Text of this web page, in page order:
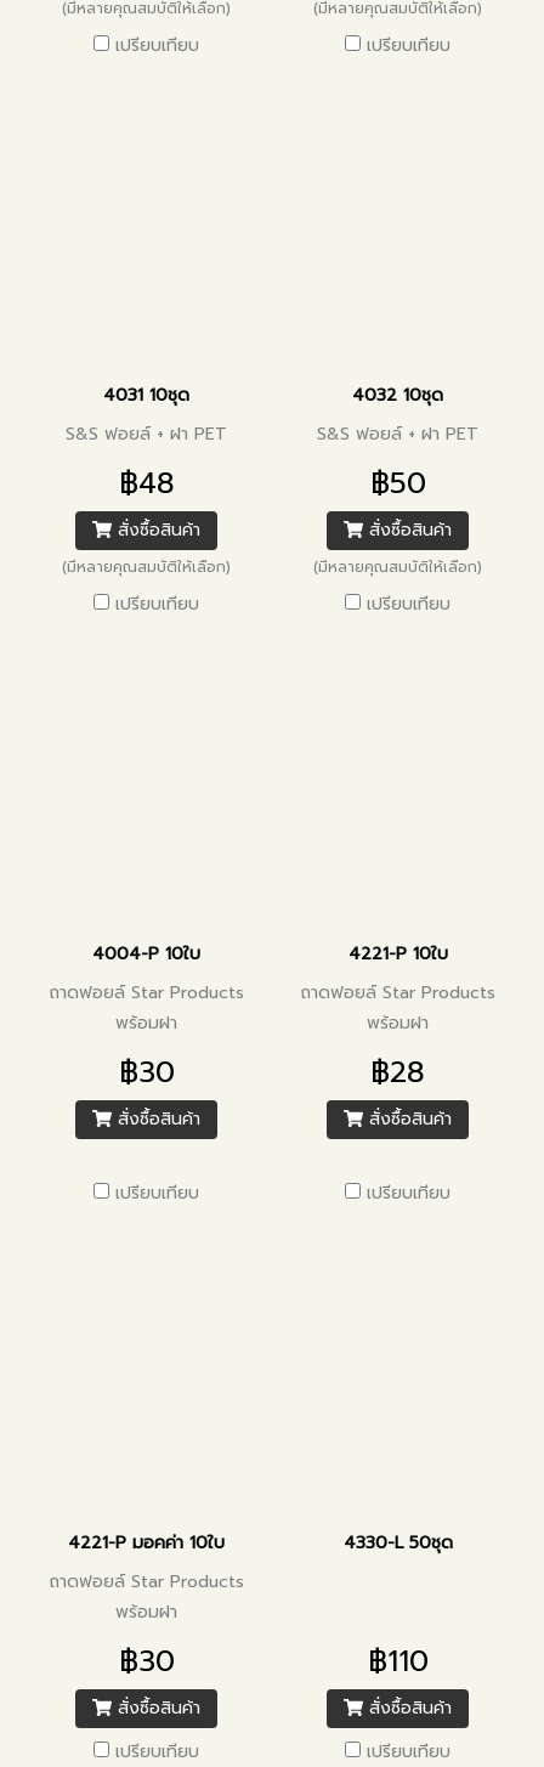
(มีหลายคุณสมบัติให้เลือก)
เปรียบเทียบ
(มีหลายคุณสมบัติให้เลือก)
เปรียบเทียบ
4031 10ชุด
S&S ฟอยล์ + ฝา PET
฿48
สั่งซื้อสินค้า
(มีหลายคุณสมบัติให้เลือก)
เปรียบเทียบ
4032 10ชุด
S&S ฟอยล์ + ฝา PET
฿50
สั่งซื้อสินค้า
(มีหลายคุณสมบัติให้เลือก)
เปรียบเทียบ
4004-P 10ใบ
ถาดฟอยล์ Star Products
พร้อมฝา
฿30
สั่งซื้อสินค้า
เปรียบเทียบ
4221-P 10ใบ
ถาดฟอยล์ Star Products
พร้อมฝา
฿28
สั่งซื้อสินค้า
เปรียบเทียบ
4221-P มอคค่า 10ใบ
ถาดฟอยล์ Star Products
พร้อมฝา
฿30
สั่งซื้อสินค้า
เปรียบเทียบ
4330-L 50ชุด
฿110
สั่งซื้อสินค้า
เปรียบเทียบ